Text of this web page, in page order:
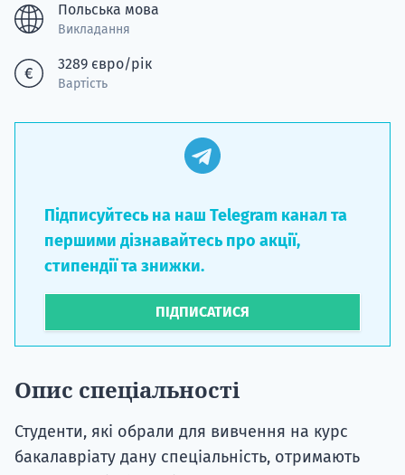
Польська мова
Викладання
3289 євро/рік
Вартість
Підписуйтесь на наш Telegram канал та
першими дізнавайтесь про акції,
стипендії та знижки.
ПІДПИСАТИСЯ
Опис спеціальності
Студенти, які обрали для вивчення на курс
бакалавріату дану спеціальність, отримають